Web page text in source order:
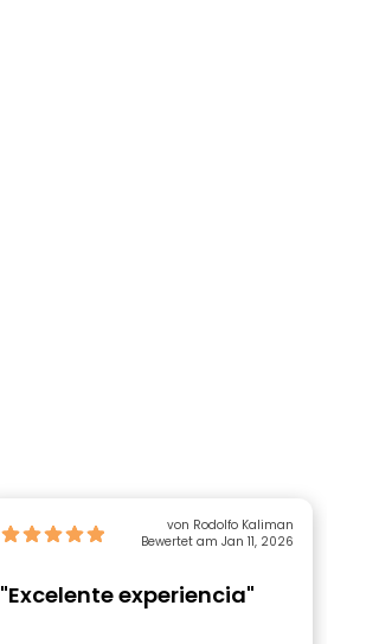
von Rodolfo Kaliman
Bewertet am Jan 11, 2026
"Excelente experiencia"